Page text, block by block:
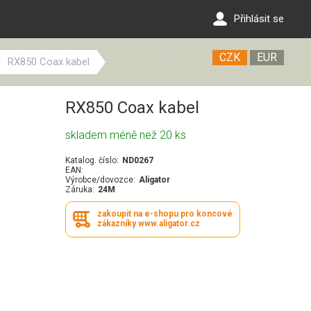
Přihlásit se
RX850 Coax kabel CZK EUR
RX850 Coax kabel
skladem méně než 20 ks
Katalog. číslo: ND0267
EAN:
Výrobce/dovozce: Aligator
Záruka: 24M
zakoupit na e-shopu pro koncové
zákazníky www.aligator.cz